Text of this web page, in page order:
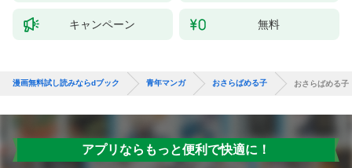
キャンペーン 無料
漫画無料試し読みならdブック 青年マンガ おさらばめる子 おさらばめる子
アプリならもっと便利で快適に！